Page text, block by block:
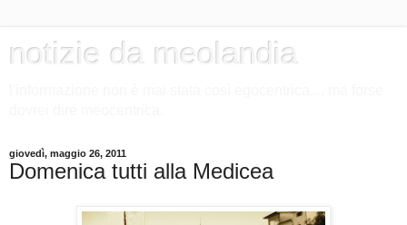
notizie da meolandia
giovedì, maggio 26, 2011
Domenica tutti alla Medicea